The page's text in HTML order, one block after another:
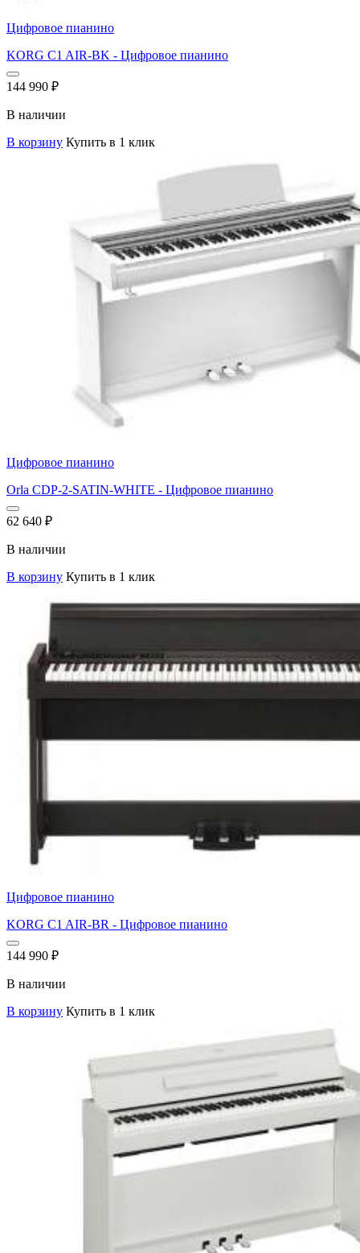
Цифровое пианино
KORG C1 AIR-BK - Цифровое пианино
144 990 ₽
В наличии
В корзину Купить в 1 клик
Цифровое пианино
Orla CDP-2-SATIN-WHITE - Цифровое пианино
62 640 ₽
В наличии
В корзину Купить в 1 клик
Цифровое пианино
KORG C1 AIR-BR - Цифровое пианино
144 990 ₽
В наличии
В корзину Купить в 1 клик